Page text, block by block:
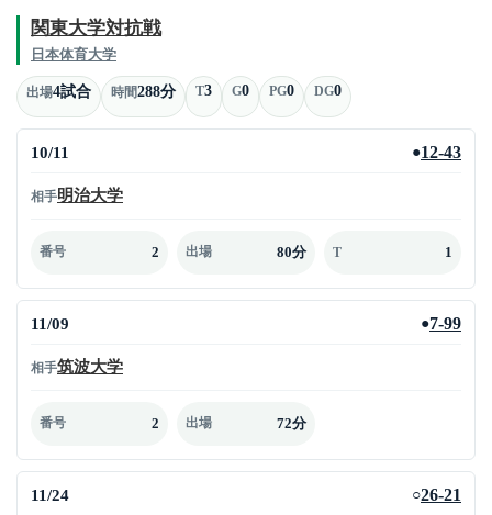
関東大学対抗戦
日本体育大学
出場4試合 時間288分 T3 G0 PG0 DG0
10/11 ●12-43
相手明治大学
番号 2 出場 80分 T 1
11/09 ●7-99
相手筑波大学
番号 2 出場 72分
11/24 ○26-21